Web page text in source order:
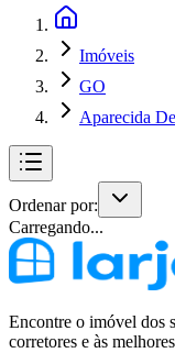
Imóveis
GO
Aparecida
Ordenar por:
Carregando...
Encontre o imóvel dos
corretores e às